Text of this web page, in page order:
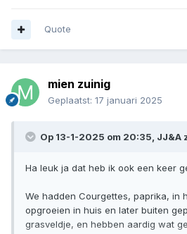
Quote
mien zuinig
Geplaatst: 17 januari 2025
Op 13-1-2025 om 20:35, JJ&A
Ha leuk ja dat heb ik ook een keer
We hadden Courgettes, paprika, in
opgroeien in huis en later buiten
grasveldje, en hebben aardig wat